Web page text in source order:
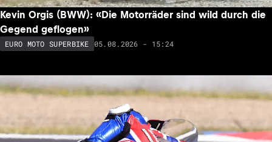
Kevin Orgis (BWW): «Die Motorräder sind wild durch die
Gegend geflogen»
EURO MOTO SUPERBIKE 05.08.2026 - 15:24